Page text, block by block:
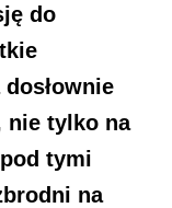
do
nie tylko na
tymi
na